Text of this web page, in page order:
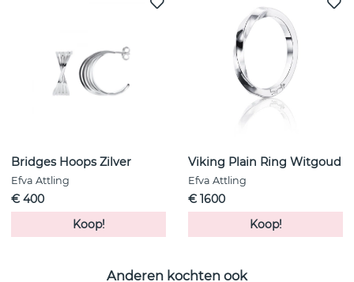
Bridges Hoops Zilver
Efva Attling
€ 400
Koop!
Viking Plain Ring Witgoud
Efva Attling
€ 1600
Koop!
Anderen kochten ook